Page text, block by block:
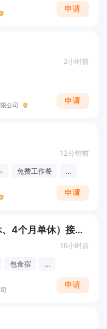
申请
2小时前
公司
申请
12分钟前
免费工作餐 ...
申请
会计实习生（8个月双休、4个月单休）接受应届
16小时前
包食宿 ...
申请